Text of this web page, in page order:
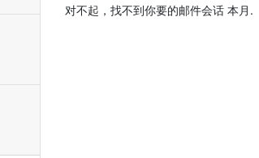
对不起，找不到你要的邮件会话 本月.